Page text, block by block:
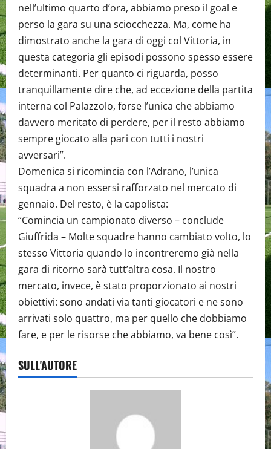
nell’ultimo quarto d’ora, abbiamo preso il goal e
perso la gara su una sciocchezza. Ma, come ha
dimostrato anche la gara di oggi col Vittoria, in
questa categoria gli episodi possono spesso essere
determinanti. Per quanto ci riguarda, posso
tranquillamente dire che, ad eccezione della partita
interna col Palazzolo, forse l’unica che abbiamo
davvero meritato di perdere, per il resto abbiamo
sempre giocato alla pari con tutti i nostri
avversari”.
Domenica si ricomincia con l’Adrano, l’unica
squadra a non essersi rafforzato nel mercato di
gennaio. Del resto, è la capolista:
“Comincia un campionato diverso – conclude
Giuffrida – Molte squadre hanno cambiato volto, lo
stesso Vittoria quando lo incontreremo già nella
gara di ritorno sarà tutt’altra cosa. Il nostro
mercato, invece, è stato proporzionato ai nostri
obiettivi: sono andati via tanti giocatori e ne sono
arrivati solo quattro, ma per quello che dobbiamo
fare, e per le risorse che abbiamo, va bene così”.
SULL'AUTORE